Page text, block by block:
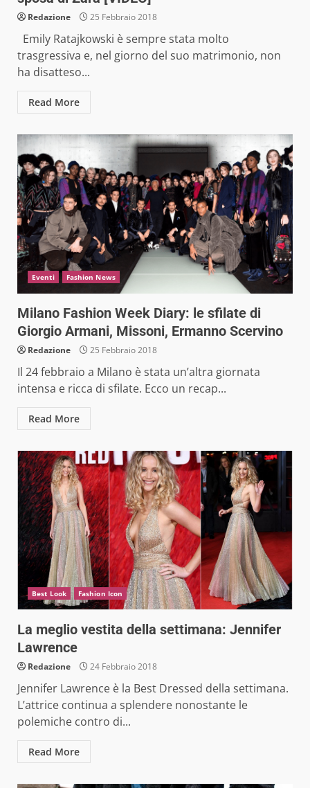
Redazione 25 Febbraio 2018
Emily Ratajkowski è sempre stata molto
trasgressiva e, nel giorno del suo matrimonio, non
ha disatteso...
Read More
Eventi Fashion News
Milano Fashion Week Diary: le sfilate di
Giorgio Armani, Missoni, Ermanno Scervino
Redazione 25 Febbraio 2018
Il 24 febbraio a Milano è stata un’altra giornata
intensa e ricca di sfilate. Ecco un recap...
Read More
Best Look Fashion Icon
La meglio vestita della settimana: Jennifer
Lawrence
Redazione 24 Febbraio 2018
Jennifer Lawrence è la Best Dressed della settimana.
L’attrice continua a splendere nonostante le
polemiche contro di...
Read More